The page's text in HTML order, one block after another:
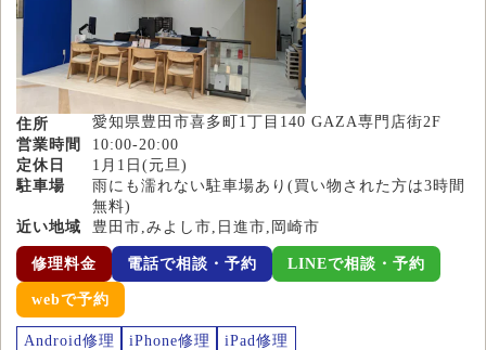
住所
愛知県豊田市喜多町1丁目140 GAZA専門店街2F
営業時間
10:00-20:00
定休日
1月1日(元旦)
駐車場
雨にも濡れない駐車場あり(買い物された方は3時間
無料)
近い地域
豊田市,みよし市,日進市,岡崎市
修理料金 電話で相談・予約 LINEで相談・予約
webで予約
Android修理 iPhone修理
iPad修理